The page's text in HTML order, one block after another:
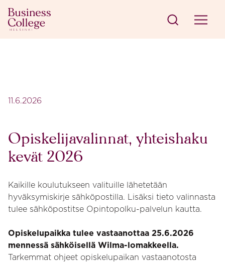
Siirry sisältöön
Business College Helsinki
11.6.2026
Opiskelijavalinnat, yhteishaku
kevät 2026
Kaikille koulutukseen valituille lähetetään
hyväksymiskirje sähköpostilla. Lisäksi tieto valinnasta
tulee sähköpostitse Opintopolku-palvelun kautta.
Opiskelupaikka tulee vastaanottaa 25.6.2026
mennessä sähköisellä Wilma-lomakkeella.
Tarkemmat ohjeet opiskelupaikan vastaanotosta